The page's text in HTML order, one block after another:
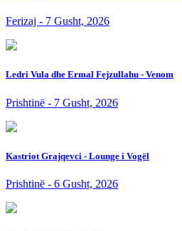
Ferizaj - 7 Gusht, 2026
Ledri Vula dhe Ermal Fejzullahu - Venom
Prishtinë - 7 Gusht, 2026
Kastriot Grajqevci - Lounge i Vogël
Prishtinë - 6 Gusht, 2026